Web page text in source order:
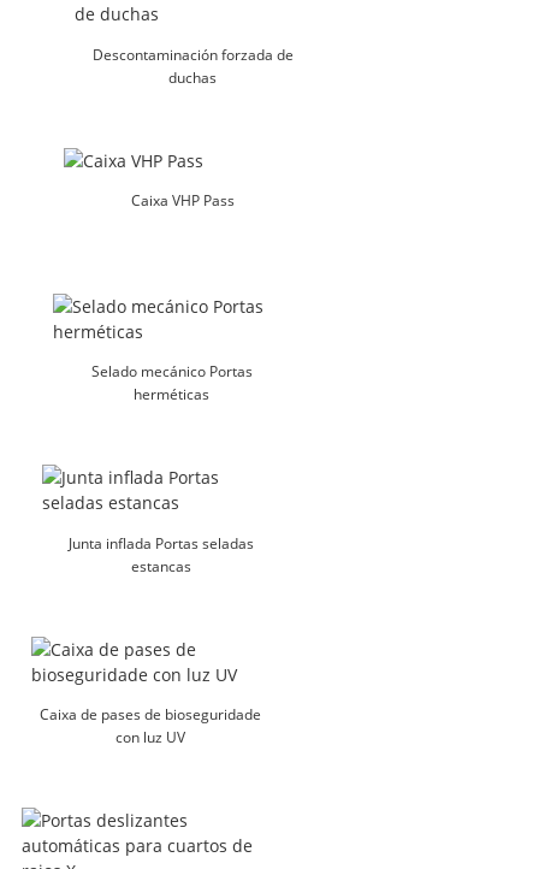
Descontaminación forzada de
duchas
Caixa VHP Pass
Selado mecánico Portas
herméticas
Junta inflada Portas seladas
estancas
Caixa de pases de bioseguridade
con luz UV